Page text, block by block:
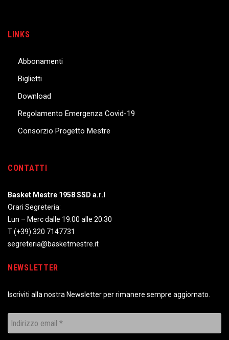
LINKS
Abbonamenti
Biglietti
Download
Regolamento Emergenza Covid-19
Consorzio Progetto Mestre
CONTATTI
Basket Mestre 1958 SSD a.r.l
Orari Segreteria:
Lun – Merc dalle 19.00 alle 20.30
T(+39) 320 7147731
segreteria@basketmestre.it
NEWSLETTER
Iscriviti alla nostra Newsletter per rimanere sempre aggiornato.